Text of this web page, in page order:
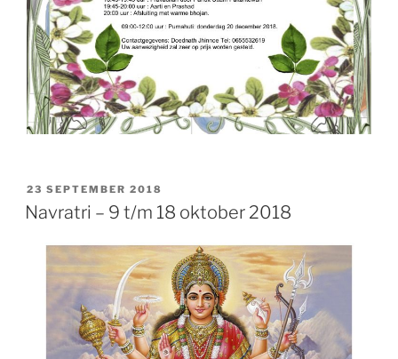
GEPLAATST
OP
23 SEPTEMBER 2018
Navratri – 9 t/m 18 oktober 2018